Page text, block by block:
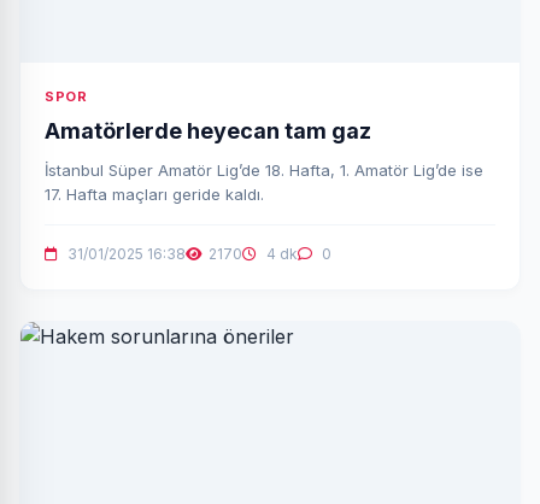
SPOR
Amatörlerde heyecan tam gaz
İstanbul Süper Amatör Lig’de 18. Hafta, 1. Amatör Lig’de ise
17. Hafta maçları geride kaldı.
31/01/2025 16:38 2170 4 dk 0